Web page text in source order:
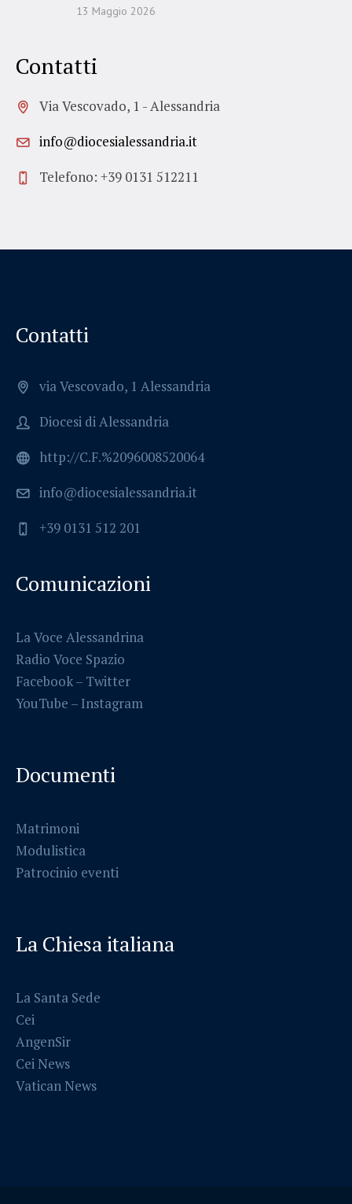
13 Maggio 2026
Contatti
Via Vescovado, 1 - Alessandria
info@diocesialessandria.it
Telefono: +39 0131 512211
Contatti
via Vescovado, 1 Alessandria
Diocesi di Alessandria
http://C.F.%2096008520064
info@diocesialessandria.it
+39 0131 512 201
Comunicazioni
La Voce Alessandrina
Radio Voce Spazio
Facebook– Twitter
YouTube – Instagram
Documenti
Matrimoni
Modulistica
Patrocinio eventi
La Chiesa italiana
La Santa Sede
Cei
AngenSir
Cei News
Vatican News